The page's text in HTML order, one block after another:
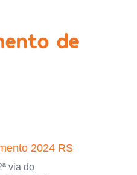
de
2024 RS
via do